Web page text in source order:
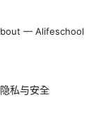
— Alifeschool
私与安全